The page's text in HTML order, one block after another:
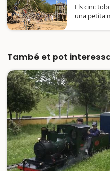
Els cinc
una petita
També et pot